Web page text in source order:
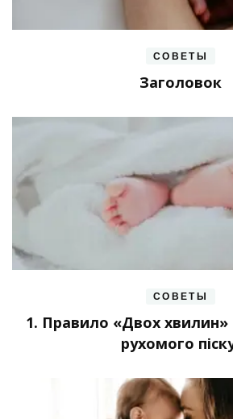
СОВЕТЫ
Заголовок
СОВЕТЫ
1. Правило «Двох
рухомого